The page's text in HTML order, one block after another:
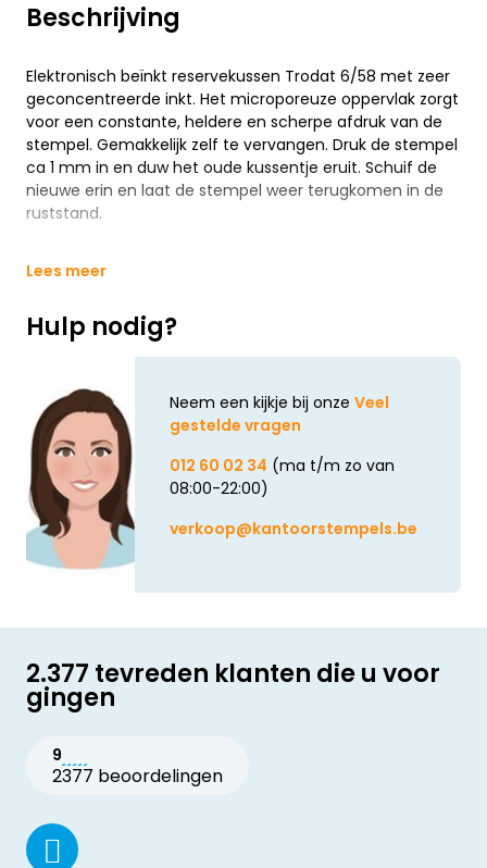
Beschrijving
Elektronisch beïnkt reservekussen Trodat 6/58 met zeer
geconcentreerde inkt. Het microporeuze oppervlak zorgt
voor een constante, heldere en scherpe afdruk van de
stempel. Gemakkelijk zelf te vervangen. Druk de stempel
ca 1 mm in en duw het oude kussentje eruit. Schuif de
nieuwe erin en laat de stempel weer terugkomen in de
ruststand.
Lees meer
Hulp nodig?
Neem een kijkje bij onze Veel
gestelde vragen
012 60 02 34 (ma t/m zo van
08:00-22:00)
verkoop@kantoorstempels.be
2.377 tevreden klanten die u voor
gingen
9
2377 beoordelingen